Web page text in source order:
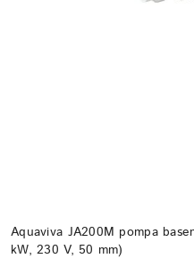
Aquaviva JA200M pompa
kW, 230 V, 50 mm)